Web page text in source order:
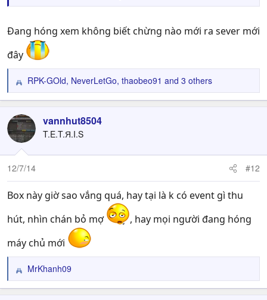
Đang hóng xem không biết chừng nào mới ra sever mới
đây
R
e
c
t
i
o
n
RPK-GOld, NeverLetGo, thaobeo91 and 3 others
vannhut8504
T.E.T.Я.I.S
12/7/14 #12
Box này giờ sao vắng quá, hay tại là k có event gì thu
hút, nhìn chán bỏ mợ
, hay mọi người đang hóng
máy chủ mới
R
e
MrKhanh09